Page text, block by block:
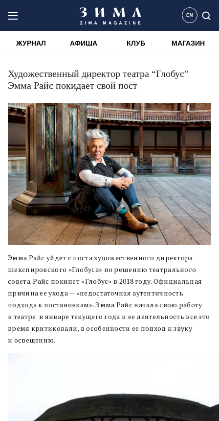
EN
ЖУРНАЛ АФИША КЛУБ МАГАЗИН
Художественный директор театра “Глобус”
Эмма Райс покидает свой пост
Эмма Райс уйдет с поста художественного директора
шекспировского «Глобуса» по решению театрального
совета. Райс покинет «Глобус» в 2018 году. Официальная
причина ее ухода — «недостаточная аутентичность
подхода к постановкам». Эмма Райс начала свою работу
в театре в январе текущего года и ее деятельность все это
время критиковали, в особенности ее подход к звуку
и освещению.